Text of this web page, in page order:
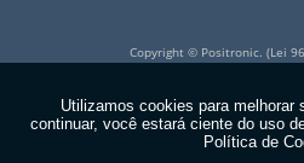
Copyright © Positronic. (Lei
W3C